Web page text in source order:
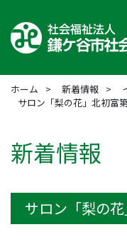
ホーム 新着情報
サロン「梨の花」北初富
新着情報
サロン「梨の